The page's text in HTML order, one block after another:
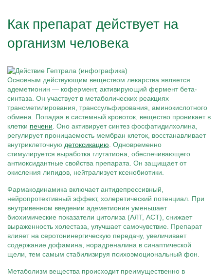
Как препарат действует на
организм человека
Основным действующим веществом лекарства является
адеметионин — кофермент, активирующий фермент бета-
синтаза. Он участвует в метаболических реакциях
трансметилирования, транссульфирования, аминокислотного
обмена. Попадая в системный кровоток, вещество проникает в
клетки печени . Оно активирует синтез фосфатидилхолина,
регулирует проницаемость мембран клеток, восстанавливает
внутриклеточную детоксикацию . Одновременно
стимулируется выработка глутатиона, обеспечивающего
антиоксидантные свойства препарата. Он защищает от
окисления липидов, нейтрализует ксенобиотики.
Фармакодинамика включает антидепрессивный,
нейропротективный эффект, холеретический потенциал. При
внутривенном введении адеметионин уменьшает
биохимические показатели цитолиза (АЛТ, АСТ), снижает
выраженность холестаза, улучшает самочувствие. Препарат
влияет на серотонинергическую передачу, увеличивает
содержание дофамина, норадреналина в синаптической
щели, тем самым стабилизируя психоэмоциональный фон.
Метаболизм вещества происходит преимущественно в